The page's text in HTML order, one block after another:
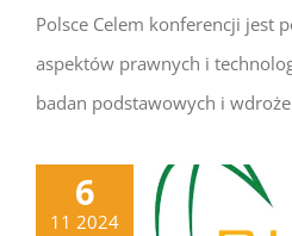
Polsce Celem konferencji jest
aspektów prawnych i
badan podstawowych i
6
11 2024